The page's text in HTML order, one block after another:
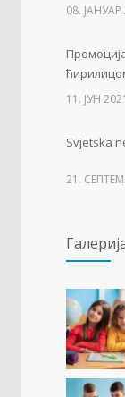
08. ЈАНУАР
11. ЈУН
Svjetska
21.
09.
Прва
22. МАРТ
Дан